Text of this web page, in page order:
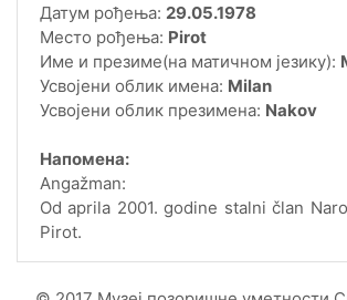
Датум рођења: 29.05.1978
Место рођења: Pirot
Име и презиме(на матичном језику):
Усвојени облик имена: Milan
Усвојени облик презимена: Nakov
Напомена:
Angažman:
Od aprila 2001. godine stalni član
Pirot.